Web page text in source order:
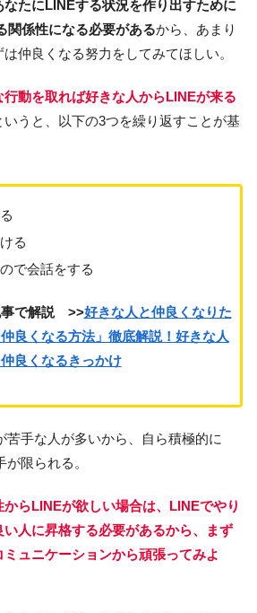
たにLINEする状況を作り出すために
関係性になる必要があるから、あまり
仲良くなる努力をしてみてほしい。
動を取れば好きな人からLINEが来る
いうと、以下の3つを繰り返すことが基
る
で会話をする
事で解説 >>好きな人と仲良くなりた
良くなる方法」徹底解説！好きな人
良くなるきっかけ
苦手な人が多いから、自ら積極的に
限られる。
らLINEが欲しい場合は、LINEでやり
い人に昇格する必要があるから、まず
ュニケーションから頑張ってみよ